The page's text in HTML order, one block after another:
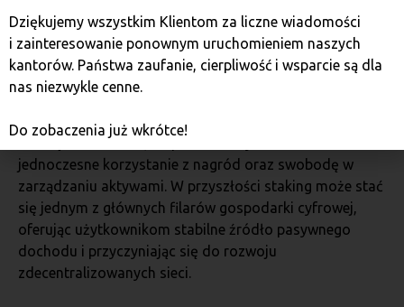
modelami konsensusu, można spodziewać się dalszej
ewolucji tego mechanizmu, co wpłynie na zwiększenie
jego dostępności i opłacalności.
Nowoczesne projekty wprowadzają innowacyjne formy
stakingu, takie jak staking płynny czy integracja z
rozwiązaniami DeFi, co pozwala użytkownikom na
jednoczesne korzystanie z nagród oraz swobodę w
zarządzaniu aktywami. W przyszłości staking może stać
się jednym z głównych filarów gospodarki cyfrowej,
oferując użytkownikom stabilne źródło pasywnego
dochodu i przyczyniając się do rozwoju
zdecentralizowanych sieci.
Dziękujemy wszystkim Klientom za liczne wiadomości
i zainteresowanie ponownym uruchomieniem naszych
kantorów. Państwa zaufanie, cierpliwość i wsparcie są dla
nas niezwykle cenne.
Do zobaczenia już wkrótce!